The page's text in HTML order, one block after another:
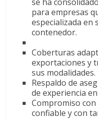
se ha
para empresas
especializada en
contenedor.
Coberturas
exportaciones y
sus modalidades.
Respaldo de
de experiencia
Compromiso
confiable y con